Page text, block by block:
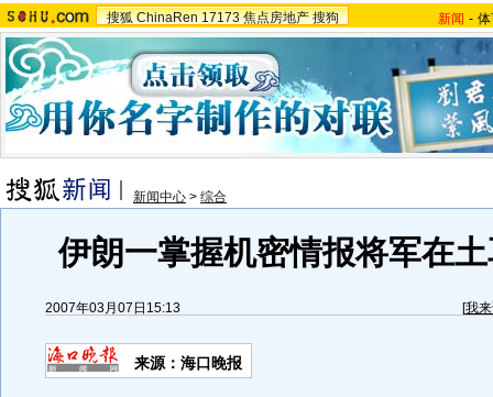
搜狐 ChinaRen 17173 焦点房地产 搜狗 新闻 -
新闻中心 > 综合
伊朗一掌握机密情报将军在
2007年03月07日15:13 [我
来源：海口晚报